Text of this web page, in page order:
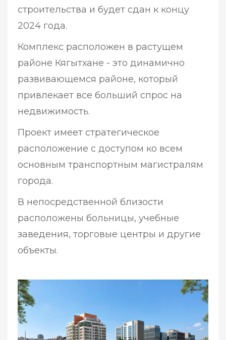
строительства и будет сдан к концу
2024 года.
Комплекс расположен в растущем
районе Кягытхане - это динамично
развивающемся районе, который
привлекает все больший спрос на
недвижимость.
Проект имеет стратегическое
расположение с доступом ко всем
основным транспортным магистралям
города.
В непосредственной близости
расположены больницы, учебные
заведения, торговые центры и другие
объекты.